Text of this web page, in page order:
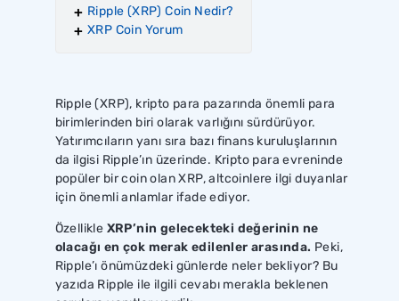
Ripple (XRP) Coin Nedir?
XRP Coin Yorum
Ripple (XRP), kripto para pazarında önemli para
birimlerinden biri olarak varlığını sürdürüyor.
Yatırımcıların yanı sıra bazı finans kuruluşlarının
da ilgisi Ripple’ın üzerinde. Kripto para evreninde
popüler bir coin olan XRP, altcoinlere ilgi duyanlar
için önemli anlamlar ifade ediyor.
Özellikle XRP’nin gelecekteki değerinin ne
olacağı en çok merak edilenler arasında. Peki,
Ripple’ı önümüzdeki günlerde neler bekliyor? Bu
yazıda Ripple ile ilgili cevabı merakla beklenen